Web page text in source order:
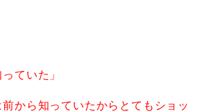
ていた」
前から知っていたからとてもショッ